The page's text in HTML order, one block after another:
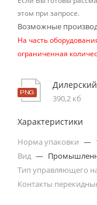
этом при запросе.
Возможные
На часть
ограниченная
390,2 кб
Характеристики
Норма упаковки —
Вид —
Тип управляющего
Контакты